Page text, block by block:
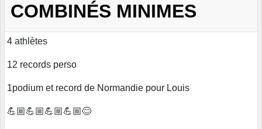
COMBINÉS MINIMES
4 athlètes
12 records perso
1podium et record de Normandie pour Louis
💪🏼💪🏼💪🏼💪🏼😊